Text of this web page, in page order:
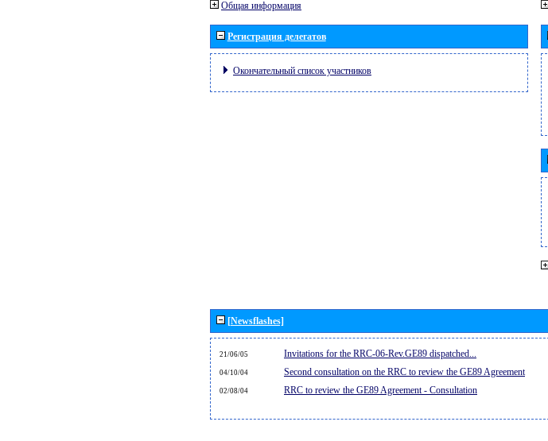
Общая информация
Регистрация делегатов
Окончательный список участников
[Newsflashes]
21/06/05 Invitations for the RRC-06-Rev.GE89 dispatched...
04/10/04 Second consultation on the RRC to review the GE89 Agreement
02/08/04 RRC to review the GE89 Agreement - Consultation